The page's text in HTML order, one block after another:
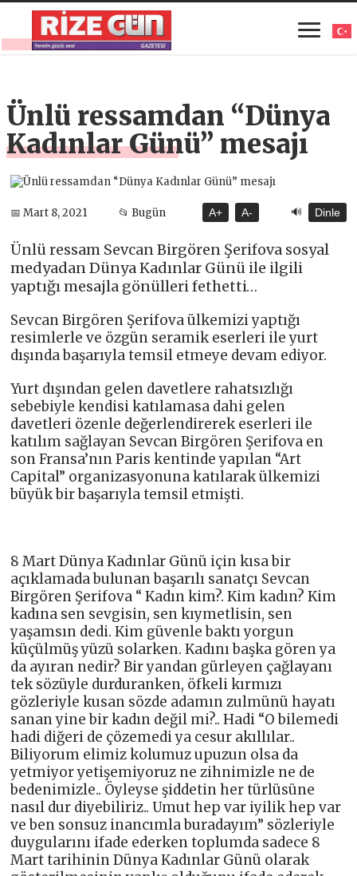
Ünlü ressamdan “Dünya
Kadınlar Günü” mesajı
📅 Mart 8, 2021 📂 Bugün A+ A- 🔊 Dinle
Ünlü ressam Sevcan Birgören Şerifova sosyal
medyadan Dünya Kadınlar Günü ile ilgili
yaptığı mesajla gönülleri fethetti…
Sevcan Birgören Şerifova ülkemizi yaptığı
resimlerle ve özgün seramik eserleri ile yurt
dışında başarıyla temsil etmeye devam ediyor.
Yurt dışından gelen davetlere rahatsızlığı
sebebiyle kendisi katılamasa dahi gelen
davetleri özenle değerlendirerek eserleri ile
katılım sağlayan Sevcan Birgören Şerifova en
son Fransa’nın Paris kentinde yapılan “Art
Capital” organizasyonuna katılarak ülkemizi
büyük bir başarıyla temsil etmişti.
8 Mart Dünya Kadınlar Günü için kısa bir
açıklamada bulunan başarılı sanatçı Sevcan
Birgören Şerifova “ Kadın kim?. Kim kadın? Kim
kadına sen sevgisin, sen kıymetlisin, sen
yaşamsın dedi. Kim güvenle baktı yorgun
küçülmüş yüzü solarken. Kadını başka gören ya
da ayıran nedir? Bir yandan gürleyen çağlayanı
tek sözüyle durduranken, öfkeli kırmızı
gözleriyle kusan sözde adamın zulmünü hayatı
sanan yine bir kadın değil mi?.. Hadi “O bilemedi
hadi diğeri de çözemedi ya cesur akıllılar..
Biliyorum elimiz kolumuz upuzun olsa da
yetmiyor yetişemiyoruz ne zihnimizle ne de
bedenimizle.. Öyleyse şiddetin her türlüsüne
nasıl dur diyebiliriz.. Umut hep var iyilik hep var
ve ben sonsuz inancımla buradayım” sözleriyle
duygularını ifade ederken toplumda sadece 8
Mart tarihinin Dünya Kadınlar Günü olarak